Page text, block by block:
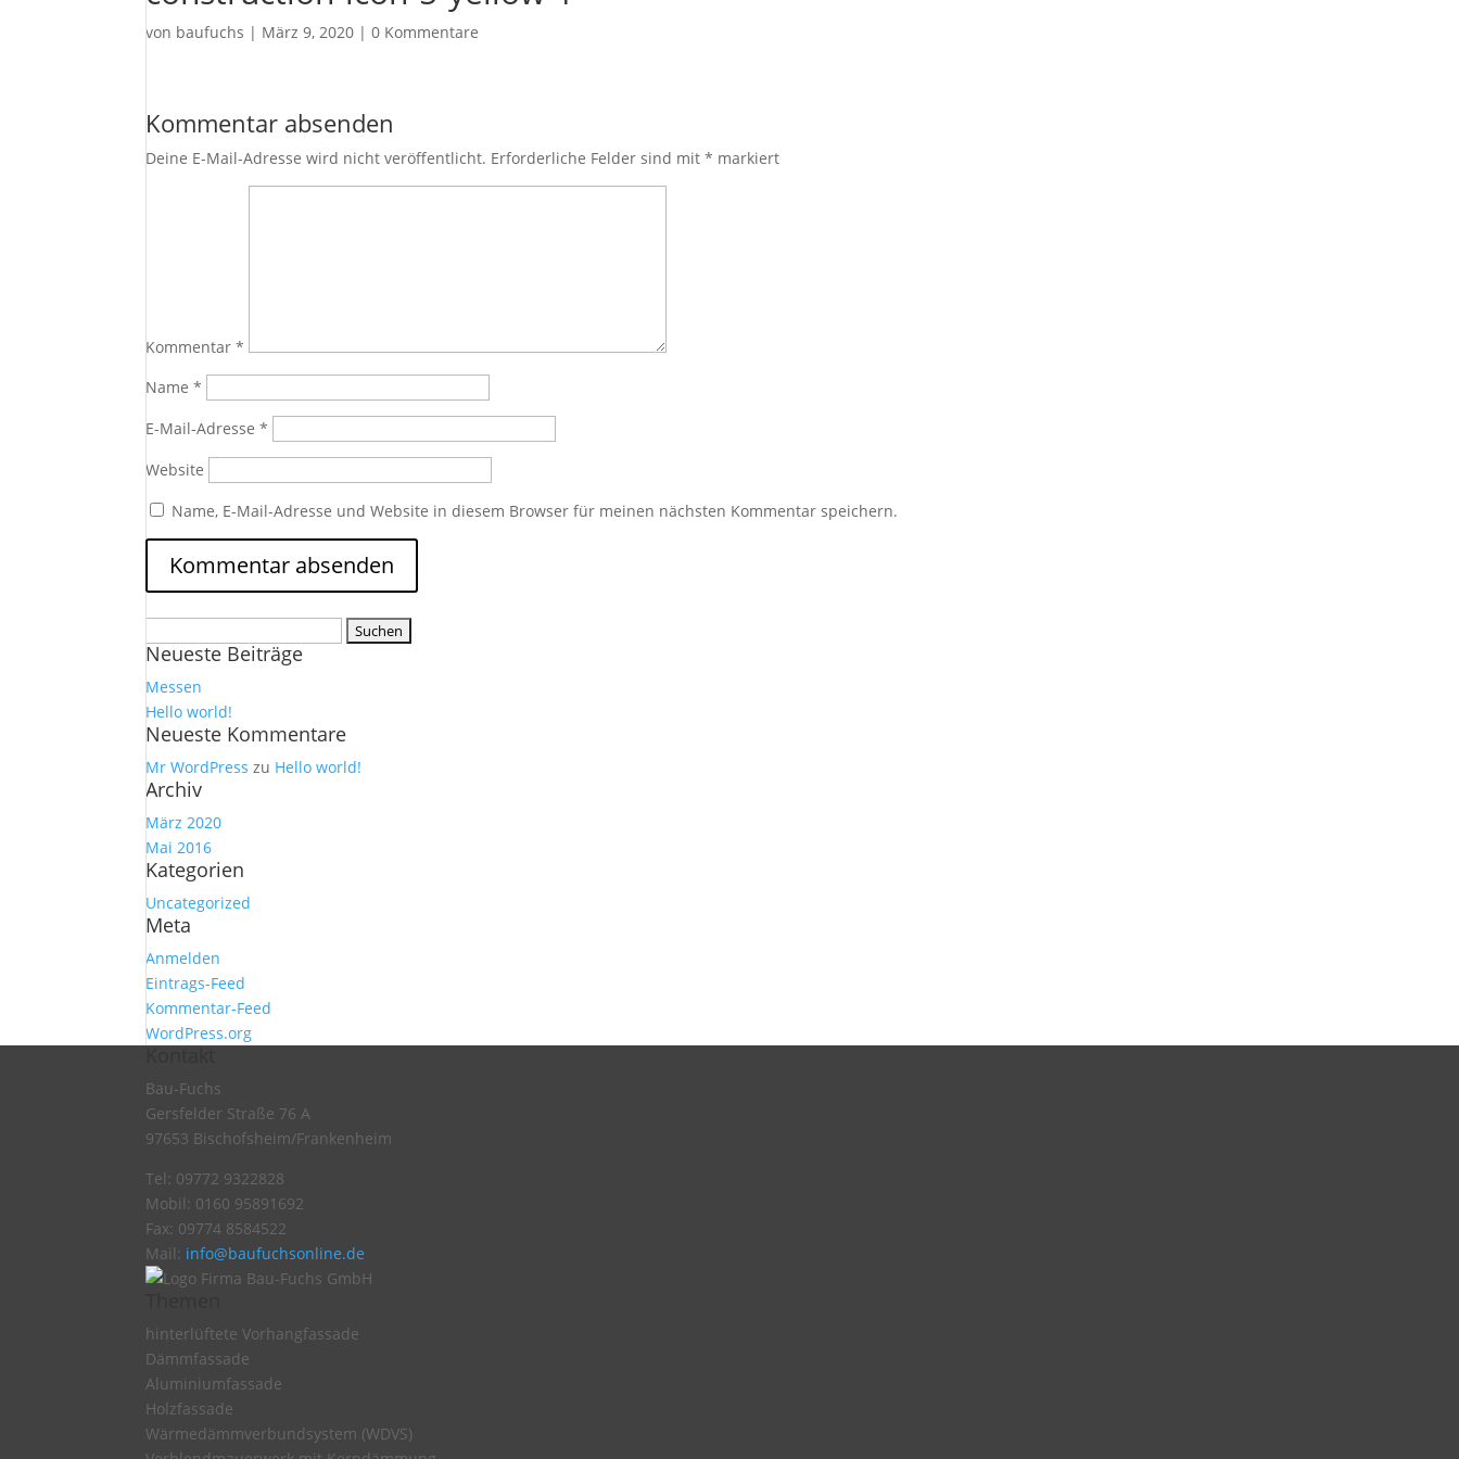
von baufuchs | März 9, 2020 |0 Kommentare
Kommentar absenden
Deine E-Mail-Adresse wird nicht veröffentlicht. Erforderliche Felder sind mit* markiert
Kommentar*
Name*
E-Mail-Adresse*
Website
Name, E-Mail-Adresse und Website in diesem Browser für meinen nächsten Kommentar speichern.
nach:
Neueste Beiträge
Messen
Hello world!
Neueste Kommentare
Mr WordPress zu Hello world!
Archiv
März 2020
Mai 2016
Kategorien
Uncategorized
Meta
Anmelden
Eintrags-Feed
Kommentar-Feed
WordPress.org
Bau-Fuchs
Gersfelder Straße 76 A
97653 Bischofsheim/Frankenheim
Tel: 09772 9322828
Mobil: 0160 95891692
Fax: 09774 8584522
Mail: info@baufuchsonline.de
hinterlüftete Vorhangfassade
Dämmfassade
Aluminiumfassade
Holzfassade
Wärmedämmverbundsystem (WDVS)